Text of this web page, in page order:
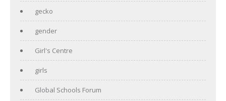
gecko
gender
Girl's Centre
girls
Global Schools Forum